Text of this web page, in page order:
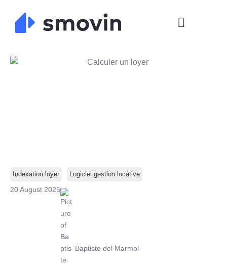
content
Indexation loyer Logiciel gestion locative
20 August 2025
Baptiste del Marmol